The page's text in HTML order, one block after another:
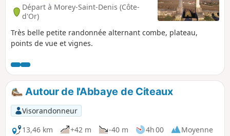
Départ à Morey-Saint-Denis (Côte-
d'Or)
Très belle petite randonnée alternant combe, plateau,
points de vue et vignes.
Autour de l'Abbaye de Citeaux
Visorandonneur
13,46 km
+42 m -40 m 4h 00
Moyenne